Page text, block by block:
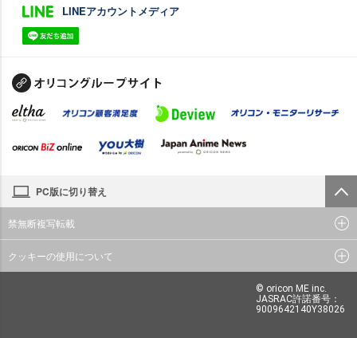
LINEアカウントメディア
PC版に切り替え
禁無断複写転載
クッキーの使用について
© oricon ME inc.
JASRAC許諾番号：
9009642140Y38026